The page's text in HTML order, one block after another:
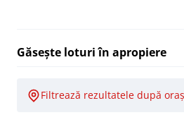
Găsește loturi în apropiere
Filtrează rezultatele după